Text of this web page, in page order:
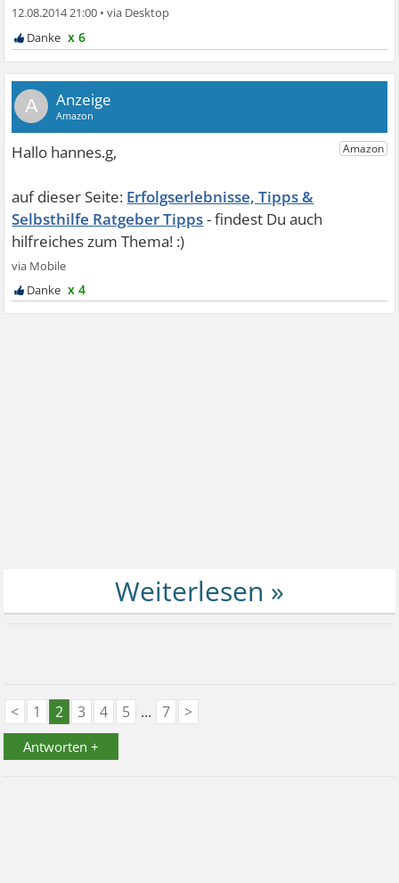
12.08.2014 21:00 •
x 6
A
Erfolgserlebnisse, Tipps &
Selbsthilfe Ratgeber Tipps
x 4
< 1 2 3 4 5 ... 7 >
Antworten +